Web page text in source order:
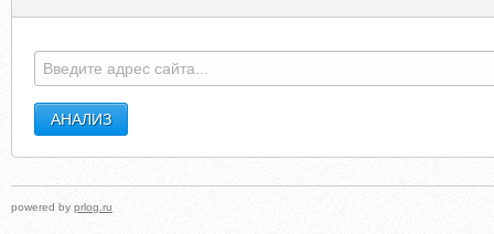
powered by prlog.ru